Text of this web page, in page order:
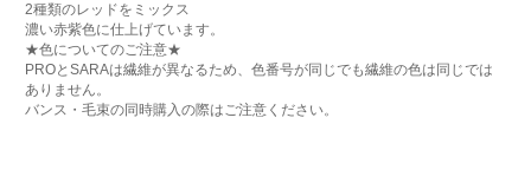
2種類のレッドをミックス
濃い赤紫色に仕上げています。
★色についてのご注意★
PROとSARAは繊維が異なるため、色番号が同じでも繊維の色は同じでは
ありません。
バンス・毛束の同時購入の際はご注意ください。